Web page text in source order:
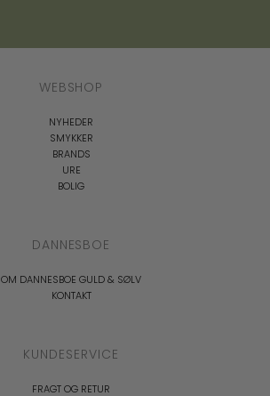
WEBSHOP
NYHEDER
SMYKKER
BRANDS
URE
BOLIG
DANNESBOE
OM DANNESBOE GULD & SØLV
KONTAKT
KUNDESERVICE
FRAGT OG RETUR